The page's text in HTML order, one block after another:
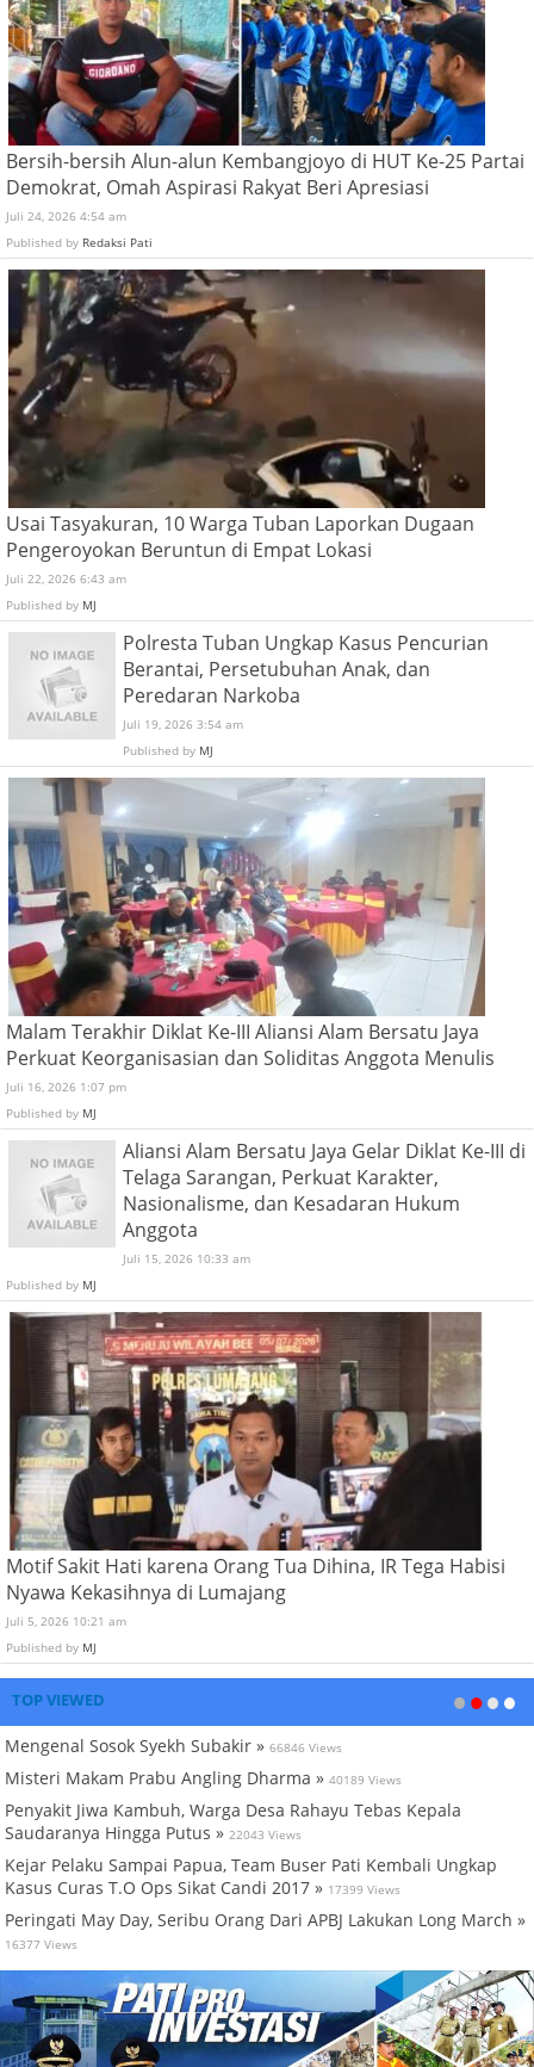
Bersih-bersih Alun-alun Kembangjoyo di HUT Ke-25 Partai
Demokrat, Omah Aspirasi Rakyat Beri Apresiasi
Juli 24, 2026 4:54 am
Published by Redaksi Pati
Usai Tasyakuran, 10 Warga Tuban Laporkan Dugaan
Pengeroyokan Beruntun di Empat Lokasi
Juli 22, 2026 6:43 am
Published by MJ
Polresta Tuban Ungkap Kasus Pencurian
Berantai, Persetubuhan Anak, dan
Peredaran Narkoba
Juli 19, 2026 3:54 am
Published by MJ
Malam Terakhir Diklat Ke-III Aliansi Alam Bersatu Jaya
Perkuat Keorganisasian dan Soliditas Anggota Menulis
Juli 16, 2026 1:07 pm
Published by MJ
Aliansi Alam Bersatu Jaya Gelar Diklat Ke-III di
Telaga Sarangan, Perkuat Karakter,
Nasionalisme, dan Kesadaran Hukum
Anggota
Juli 15, 2026 10:33 am
Published by MJ
Motif Sakit Hati karena Orang Tua Dihina, IR Tega Habisi
Nyawa Kekasihnya di Lumajang
Juli 5, 2026 10:21 am
Published by MJ
TOP VIEWED
Mengenal Sosok Syekh Subakir » 66846 Views
Misteri Makam Prabu Angling Dharma » 40189 Views
Penyakit Jiwa Kambuh, Warga Desa Rahayu Tebas Kepala
Saudaranya Hingga Putus » 22043 Views
Kejar Pelaku Sampai Papua, Team Buser Pati Kembali Ungkap
Kasus Curas T.O Ops Sikat Candi 2017 » 17399 Views
Peringati May Day, Seribu Orang Dari APBJ Lakukan Long March »
16377 Views